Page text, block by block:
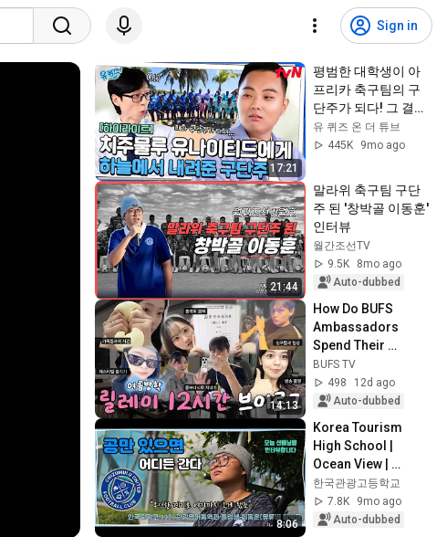
Sign in
17:21
평범한 대학생이 아
프리카 축구팀의 구
단주가 되다! 그 결과
속에 숨은 노력들
#highlight#유퀴즈
EP.314
유 퀴즈 온 더 튜브
445K
9mo ago
21:44
말라위 축구팀 구단
주 된 '창박골 이동훈'
인터뷰
월간조선TV
9.5K
8mo ago
Auto-dubbed
14:13
How Do BUFS
Ambassadors
Spend Their
Summer Break? A
Close Look at 6
People, 6 Different
BUFS TV
498
12d ago
Auto-dubbed
8:06
Korea Tourism
High School |
Ocean View |
Graduate Interview |
Interviewing a
Senior Today
한국관광고등학교
7.8K
9mo ago
Auto-dubbed